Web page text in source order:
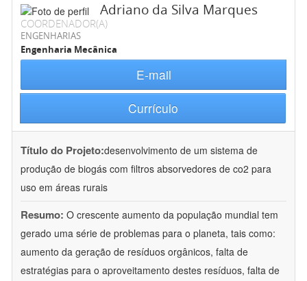
Adriano da Silva Marques
COORDENADOR(A)
ENGENHARIAS
Engenharia Mecânica
E-mail
Currículo
Título do Projeto:desenvolvimento de um sistema de
produção de biogás com filtros absorvedores de co2 para
uso em áreas rurais
Resumo: O crescente aumento da população mundial tem
gerado uma série de problemas para o planeta, tais como:
aumento da geração de resíduos orgânicos, falta de
estratégias para o aproveitamento destes resíduos, falta de